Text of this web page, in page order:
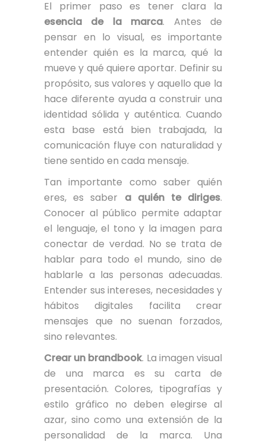
El primer paso es tener clara la
esencia de la marca. Antes de
pensar en lo visual, es importante
entender quién es la marca, qué la
mueve y qué quiere aportar. Definir su
propósito, sus valores y aquello que la
hace diferente ayuda a construir una
identidad sólida y auténtica. Cuando
esta base está bien trabajada, la
comunicación fluye con naturalidad y
tiene sentido en cada mensaje.
Tan importante como saber quién
eres, es saber a quién te diriges.
Conocer al público permite adaptar
el lenguaje, el tono y la imagen para
conectar de verdad. No se trata de
hablar para todo el mundo, sino de
hablarle a las personas adecuadas.
Entender sus intereses, necesidades y
hábitos digitales facilita crear
mensajes que no suenan forzados,
sino relevantes.
Crear un brandbook. La imagen visual
de una marca es su carta de
presentación. Colores, tipografías y
estilo gráfico no deben elegirse al
azar, sino como una extensión de la
personalidad de la marca. Una